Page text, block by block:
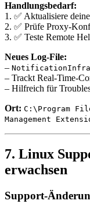
Handlungsbedarf:
1. ✅ Aktualisiere
2. ✅ Prüfe Proxy-
3. ✅ Teste Remote
Neues Log-File:
–
– Trackt Real-Time-
– Hilfreich für
Ort: C:\Program
Management
7. Linux
erwachsen
Support-